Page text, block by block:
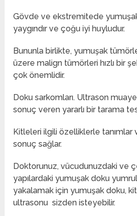
Gövde ve ekstremitede
yaygındır ve çoğu iyi huyludur.
Bununla birlikte, yumuşak
üzere malign tümörleri hızlı bir
çok önemlidir.
Doku sarkomları. Ultrason
sonuç veren yararlı bir tarama
Kitleleri ilgili özelliklerle tanımlar
sonuç sağlar.
Doktorunuz, vücudunuzdaki ve
yapılardaki yumuşak doku
yakalamak için yumuşak doku,
ultrasonu sizden isteyebilir.